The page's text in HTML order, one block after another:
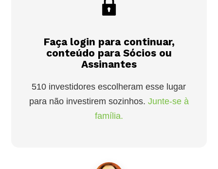
Faça login para continuar,
conteúdo para Sócios ou
Assinantes
510 investidores escolheram esse lugar
para não investirem sozinhos. Junte-se à
família.